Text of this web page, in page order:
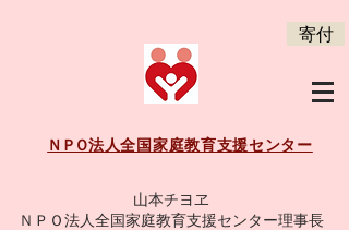
寄付
ＮＰＯ法人全国家庭教育支援センター
山本チヨヱ
ＮＰＯ法人全国家庭教育支援センター理事長